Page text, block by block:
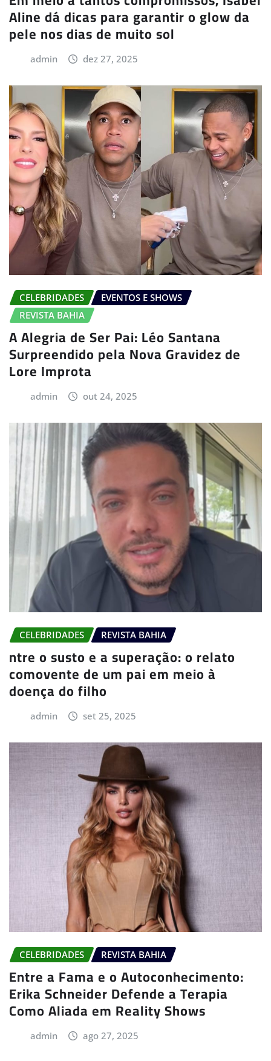
Aline dá dicas para garantir o glow da
pele nos dias de muito sol
admin dez 27, 2025
CELEBRIDADES
EVENTOS E SHOWS
REVISTA BAHIA
A Alegria de Ser Pai: Léo Santana
Surpreendido pela Nova Gravidez de
Lore Improta
admin out 24, 2025
CELEBRIDADES REVISTA BAHIA
ntre o susto e a superação: o relato
comovente de um pai em meio à
doença do filho
admin set 25, 2025
CELEBRIDADES REVISTA BAHIA
Entre a Fama e o Autoconhecimento:
Erika Schneider Defende a Terapia
Como Aliada em Reality Shows
admin ago 27, 2025